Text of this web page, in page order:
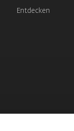
Entdecken